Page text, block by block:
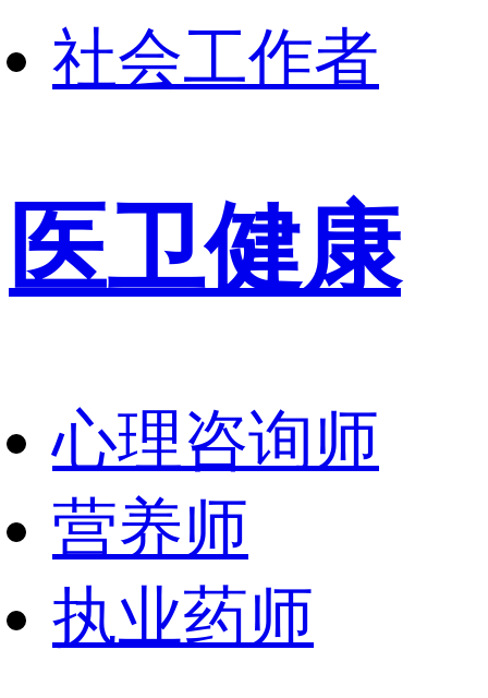
社会工作者
医卫健康
心理咨询师
营养师
执业药师